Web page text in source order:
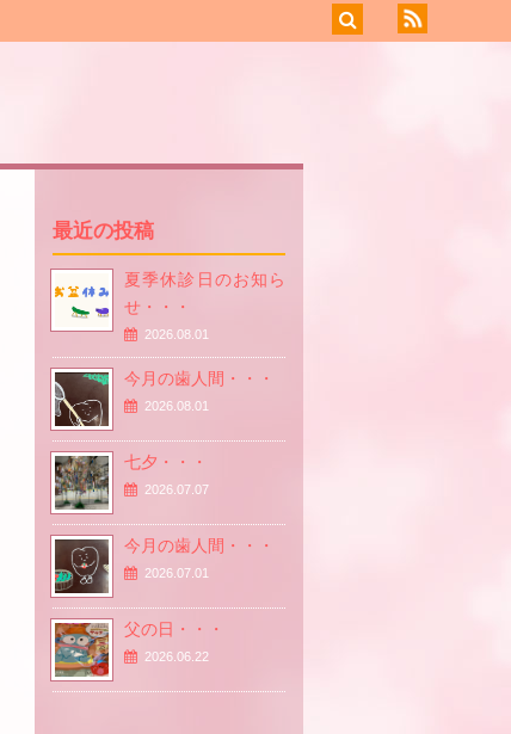
最近の投稿
夏季休診日のお知ら
せ・・・
2026.08.01
今月の歯人間・・・
2026.08.01
七夕・・・
2026.07.07
今月の歯人間・・・
2026.07.01
父の日・・・
2026.06.22